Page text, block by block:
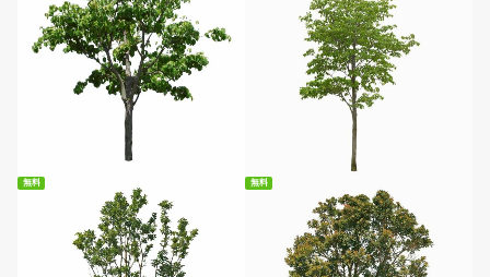
無料ダウンロード 無料ダウンロード
無料 無料